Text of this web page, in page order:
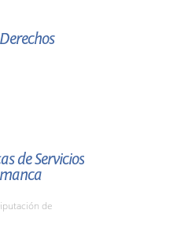
de Servicios
de